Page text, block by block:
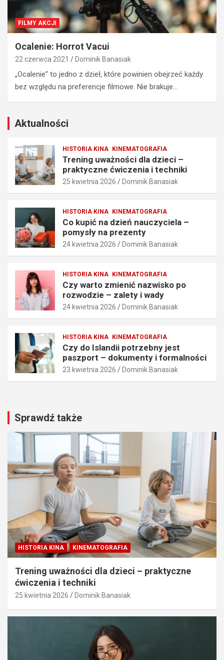
FILMY AKCJI
Ocalenie: Horrot Vacui
22 czerwca 2021 Dominik Banasiak
„Ocalenie” to jedno z dzieł, które powinien obejrzeć każdy
bez względu na preferencje filmowe. Nie brakuje…
Aktualności
HISTORIA KINA KINEMATOGRAFIA
Trening uważności dla dzieci –
praktyczne ćwiczenia i techniki
25 kwietnia 2026 Dominik Banasiak
HISTORIA KINA KINEMATOGRAFIA
Co kupić na dzień nauczyciela –
pomysły na prezenty
24 kwietnia 2026 Dominik Banasiak
HISTORIA KINA KINEMATOGRAFIA
Czy warto zmienić nazwisko po
rozwodzie – zalety i wady
24 kwietnia 2026 Dominik Banasiak
HISTORIA KINA KINEMATOGRAFIA
Czy do Islandii potrzebny jest
paszport – dokumenty i formalności
23 kwietnia 2026 Dominik Banasiak
c
i
p
k
y
z
e
ć
w
c
z
e
a
t
e
n
25
kwietnia
2026
Dominik
Banasiak
e
ń
a
u
z
y
c
e
a
–
p
o
m
y
s
y
n
a
p
e
n
y
24
kwietnia
2026
Dominik
Banasiak
Sprawdź także
HISTORIA KINA KINEMATOGRAFIA
Trening uważności dla dzieci – praktyczne
ćwiczenia i techniki
25 kwietnia 2026 Dominik Banasiak